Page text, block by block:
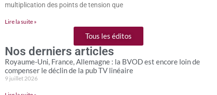
multiplication des points de tension que
Lire la suite »
Tous les éditos
Nos derniers articles
Royaume-Uni, France, Allemagne : la BVOD est encore loin de
compenser le déclin de la pub TV linéaire
9 juillet 2026